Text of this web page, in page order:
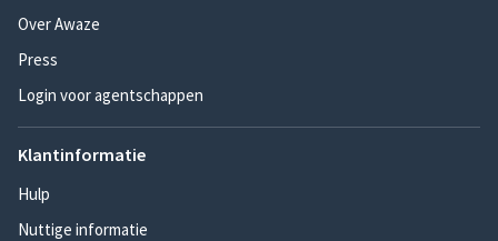
Over Awaze
Press
Login voor agentschappen
Klantinformatie
Hulp
Nuttige informatie